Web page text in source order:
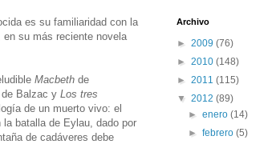
es su familiaridad con la
su más reciente novela
Macbeth de
de Balzac y Los tres
de un muerto vivo: el
batalla de Eylau, dado por
de cadáveres debe
Archivo
► 2009 (76)
► 2010 (148)
► 2011 (115)
▼ 2012 (89)
►enero(14)
►febrero(5)